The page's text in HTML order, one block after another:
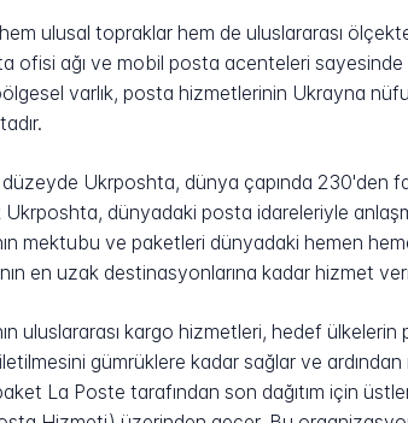
ulusal topraklar hem de uluslararası
ofisi ağı ve mobil posta acenteleri
varlık, posta hizmetlerinin Ukrayna
düzeyde Ukrposhta, dünya çapında 230'den
dünyadaki posta idareleriyle
mektubu ve paketleri dünyadaki hemen
en uzak destinasyonlarına kadar hizmet
uluslararası kargo hizmetleri, hedef
gümrüklere kadar sağlar ve
La Poste tarafından son dağıtım için